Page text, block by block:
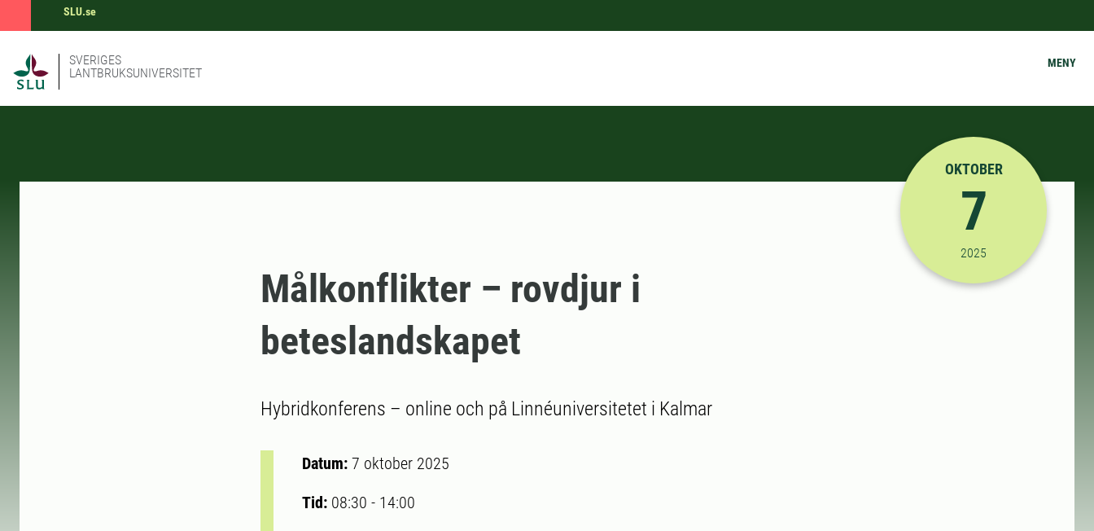
SLU.se
SVERIGES
LANTBRUKSUNIVERSITET
MENY
2025-10-07 08:30:00
OKTOBER
7
2025
Målkonflikter – rovdjur i
beteslandskapet
Hybridkonferens – online och på Linnéuniversitetet i Kalmar
Datum: 7 oktober 2025
Tid: 08:30 - 14:00